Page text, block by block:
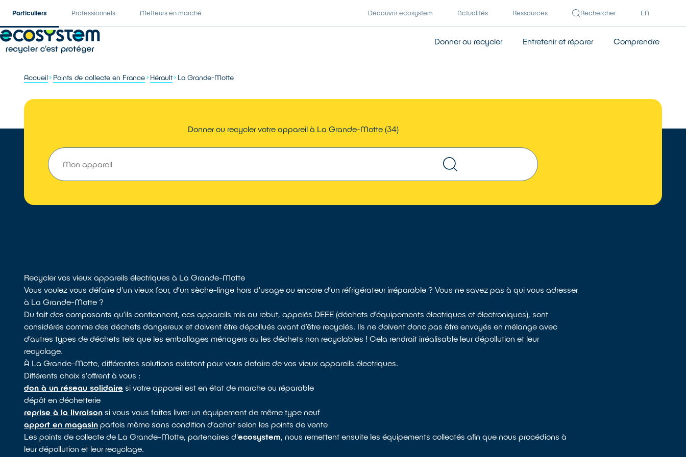
Particuliers Professionnels Metteurs en marché Découvrir ecosystem Actualités Ressources Rechercher EN
Donner ou recycler Entretenir et réparer Comprendre
Accueil Points de collecte en France Hérault La Grande-Motte
Donner ou recycler votre appareil à La Grande-Motte (34)
Recycler vos vieux appareils électriques à La Grande-Motte
Vous voulez vous défaire d'un vieux four, d’un sèche-linge hors d'usage ou encore d’un réfrigérateur irréparable ? Vous ne savez pas à qui vous adresser
à La Grande-Motte ?
Du fait des composants qu’ils contiennent, ces appareils mis au rebut, appelés DEEE (déchets d’équipements électriques et électroniques), sont
considérés comme des déchets dangereux et doivent être dépollués avant d’être recyclés. Ils ne doivent donc pas être envoyés en mélange avec
d’autres types de déchets tels que les emballages ménagers ou les déchets non recyclables ! Cela rendrait irréalisable leur dépollution et leur
recyclage.
À La Grande-Motte, différentes solutions existent pour vous defaire de vos vieux appareils électriques.
Différents choix s'offrent à vous :
don à un réseau solidaire si votre appareil est en état de marche ou réparable
dépôt en déchetterie
reprise à la livraison si vous vous faites livrer un équipement de même type neuf
apport en magasin parfois même sans condition d’achat selon les points de vente
Les points de collecte de La Grande-Motte, partenaires d'ecosystem, nous remettent ensuite les équipements collectés afin que nous procédions à
leur dépollution et leur recyclage.